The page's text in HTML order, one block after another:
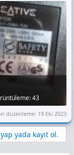
43
düzenleme: 19 Eki 2023
yada kayıt ol.